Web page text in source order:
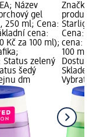
Název
gel
250 ml; Cena:
cena:
Kč za 100 ml);
Status zelený
šedý
dm
Značka:
Cena:
cena:
100 ml);
Vybrat